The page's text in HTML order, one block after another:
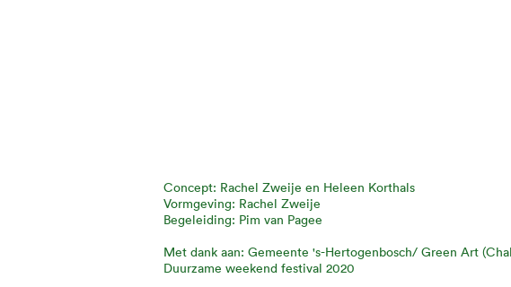
Concept: Rachel Zweije en Heleen Korthals
Vormgeving: Rachel Zweije
Begeleiding: Pim van Pagee
Met dank aan: Gemeente 's-Hertogenbosch/ Green Art
Duurzame weekend festival 2020